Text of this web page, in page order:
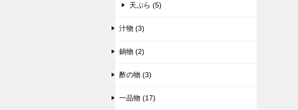
天ぷら (5)
汁物 (3)
鍋物 (2)
酢の物 (3)
一品物 (17)